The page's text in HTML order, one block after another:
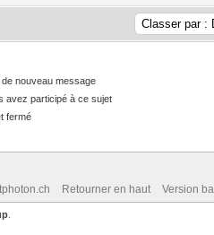
de nouveau message
avez participé à ce sujet
fermé
Retourner en haut Version